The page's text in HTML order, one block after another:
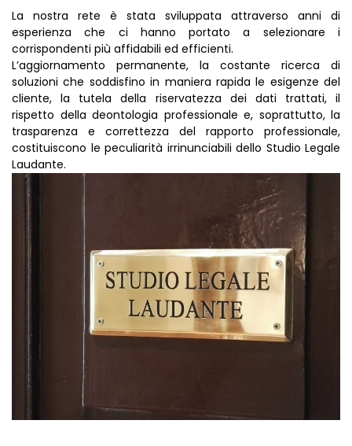
La nostra rete è stata sviluppata attraverso anni di
esperienza che ci hanno portato a selezionare i
corrispondenti più affidabili ed efficienti.
L’aggiornamento permanente, la costante ricerca di
soluzioni che soddisfino in maniera rapida le esigenze del
cliente, la tutela della riservatezza dei dati trattati, il
rispetto della deontologia professionale e, soprattutto, la
trasparenza e correttezza del rapporto professionale,
costituiscono le peculiarità irrinunciabili dello Studio Legale
Laudante.